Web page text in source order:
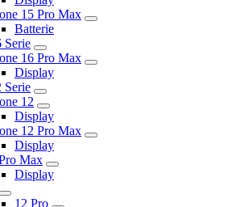
15 Pro Max
Batterie
Serie
16 Pro Max
Display
Serie
12
Display
12 Pro Max
Display
Max
Display
12 Pro